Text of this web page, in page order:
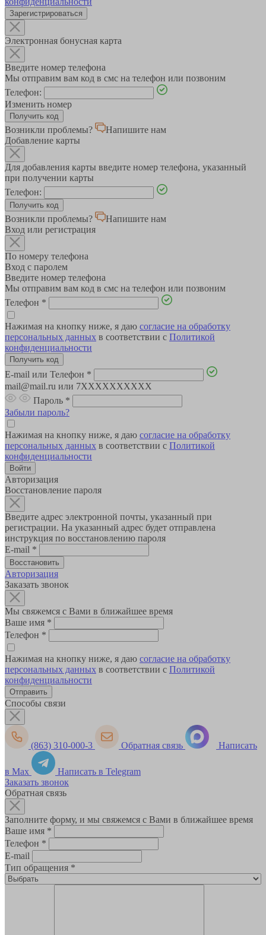
Зарегистрироваться
Электронная бонусная карта
Введите номер телефона
Мы отправим вам код в смс на телефон или позвоним
Телефон:
Изменить номер
Возникли проблемы?
Напишите нам
Добавление карты
Для добавления карты введите номер телефона, указанный
при получении карты
Телефон:
Возникли проблемы?
Напишите нам
Вход или регистрация
По номеру телефона
Вход с паролем
Введите номер телефона
Мы отправим вам код в смс на телефон или позвоним
Телефон *
Нажимая на кнопку ниже, я даю согласие на обработку
персональных данных в соответствии с Политикой
конфиденциальности
E-mail или Телефон *
mail@mail.ru или 7XXXXXXXXXX
Пароль *
Забыли пароль?
Нажимая на кнопку ниже, я даю согласие на обработку
персональных данных в соответствии с Политикой
конфиденциальности
Авторизация
Восстановление пароля
Введите адрес электронной почты, указанный при
регистрации. На указанный адрес будет отправлена
инструкция по восстановлению пароля
E-mail *
Авторизация
Заказать звонок
Мы свяжемся с Вами в ближайшее время
Ваше имя *
Телефон *
Нажимая на кнопку ниже, я даю согласие на обработку
персональных данных в соответствии с Политикой
конфиденциальности
Способы связи
(863) 310-000-3 Обратная связь Написать
в Max
Написать в Telegram
Заказать звонок
Обратная связь
Заполните форму, и мы свяжемся с Вами в ближайшее время
Ваше имя *
Телефон *
E-mail
Тип обращения *